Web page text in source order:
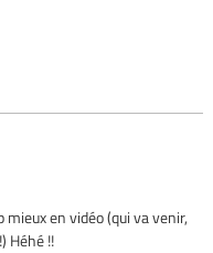
en vidéo (qui va venir,
Héhé !!